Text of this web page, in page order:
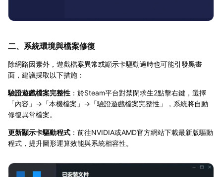
二、系統環境與檔案修復
除網路因素外，遊戲檔案異常或顯示卡驅動過時也可能引發黑畫
面，建議採取以下措施：
驗證遊戲檔案完整性 ：於Steam平台對禁閉求生2點擊右鍵，選擇
「內容」→「本機檔案」→「驗證遊戲檔案完整性」，系統將自動
修復異常檔案。
更新顯示卡驅動程式 ：前往NVIDIA或AMD官方網站下載最新版驅動
程式，提升圖形運算效能與系統相容性。